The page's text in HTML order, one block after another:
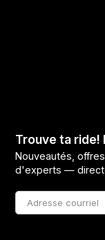
Trouve ta ride!
Nouveautés,
d'experts —